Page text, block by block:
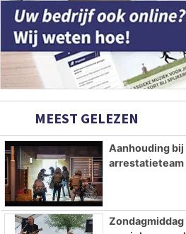
MEEST GELEZEN
Aanhouding bij
arrestatieteam